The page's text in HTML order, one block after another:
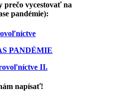
prečo vycestovať na
pandémie):
PANDÉMIE
II.
napísať!